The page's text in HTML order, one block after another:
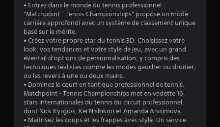
s
s
u
r
5
(
2
• Entrez dans le monde du tennis professionnel :
"Matchpoint - Tennis Championships" propose un mode
carrière approfondi avec un système de classement unique
basé sur le mérite.
• Créez votre propre star du tennis 3D. Choisissez votre
look, vos tendances et votre style de jeu, avec un grand
éventail d’options de personnalisation, y compris des
techniques réalistes comme les modes gaucher ou droitier,
ou les revers à une ou deux mains.
• Dominez le court en tant que professionnel de tennis.
Matchpoint - Tennis Championships met en vedette 16
stars internationales du tennis du circuit professionnel,
dont Nick Kyrgios, Kei Nishikori et Amanda Anisimova.
• Maîtrisez les coups et les frappes avec style. Un service